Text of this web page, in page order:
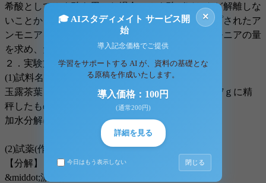
希酸としてホウ酸を用いた場合、ホウ酸がほとんど解離しな
いことから、既知濃度の希酸にてホウ酸にトリップされたア
ンモニアを滴定する。滴定量から食品由来のアンモニアの量
を求め、たんぱく質量に換算する。
２．実験方法
(1)試料名及び加水分解
玉露茶葉 (電子天秤にて、薬包紙に包んで約0.6〜0.7ｇに精
秤したもの。A、Bそれぞれで1つずつ準備する。)
加水分解については操作の欄に詳しく書く。
(2)試薬(作成方法)
【分解】
&middot;濃硫酸
×
🎓 AIスタディメイト サービス開
始
導入記念価格でご提供
学習をサポートする AI が、資料の基礎とな
る原稿を作成いたします。
導入価格：100円
(通常200円)
詳細を見る
今日はもう表示しない 閉じる